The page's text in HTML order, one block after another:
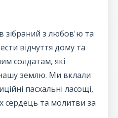
зібраний з любов'ю та
відчуття дому та
солдатам, які
землю. Ми вклали
пасхальні ласощі,
сердець та молитви за